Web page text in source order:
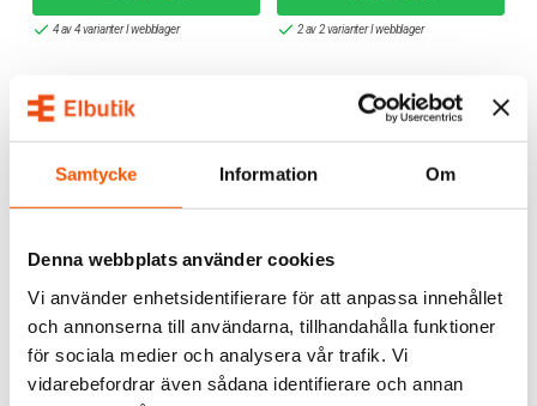
Samtycke Information Om
Denna webbplats använder cookies
Vi använder enhetsidentifierare för att anpassa innehållet
och annonserna till användarna, tillhandahålla funktioner
för sociala medier och analysera vår trafik. Vi
vidarebefordrar även sådana identifierare och annan
4 av 4 varianter I webblager 2 av 2 varianter I webblager
Sladdströmställare
Jordad Vit
Amiga
39,00 kr
Namron DCL Lamppropp
Namron
från 39,00 kr